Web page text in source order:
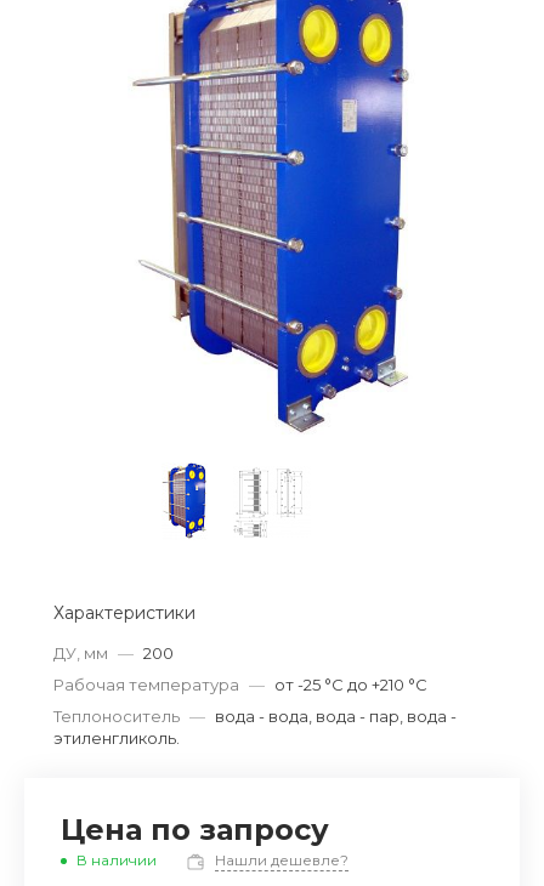
Характеристики
ДУ, мм — 200
Рабочая температура — от -25 °С до +210 °С
Теплоноситель — вода - вода, вода - пар, вода -
этиленгликоль.
Цена по запросу
В наличии Нашли дешевле?